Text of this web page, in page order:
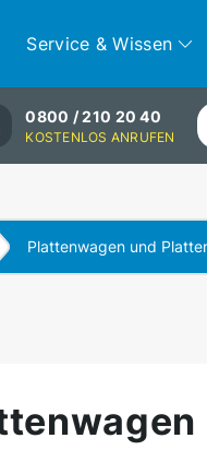
Service & Wissen
0800 / 210 20 40
KOSTENLOS ANRUFEN
Plattenwagen und